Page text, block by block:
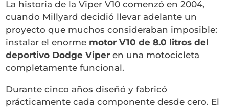
La historia de la Viper V10 comenzó en 2004,
cuando Millyard decidió llevar adelante un
proyecto que muchos consideraban imposible:
instalar el enorme motor V10 de 8.0 litros del
deportivo Dodge Viper en una motocicleta
completamente funcional.
Durante cinco años diseñó y fabricó
prácticamente cada componente desde cero. El